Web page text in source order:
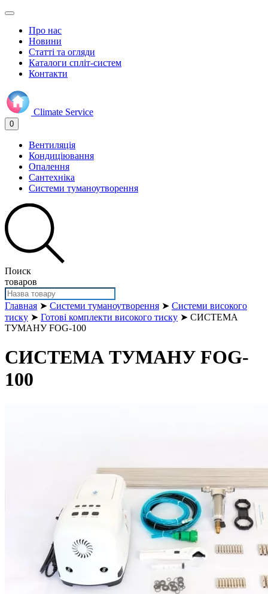
Про нас
Новини
Статті та огляди
Каталоги спліт-систем
Контакти
Climate Service
0
Вентиляція
Кондиціювання
Опалення
Сантехніка
Системи туманоутворення
Поиск
товаров
Главная ➤ Системи туманоутворення ➤ Системи високого
тиску ➤ Готові комплекти високого тиску ➤ СИСТЕМА
ТУМАНУ FOG-100
СИСТЕМА ТУМАНУ FOG-
100